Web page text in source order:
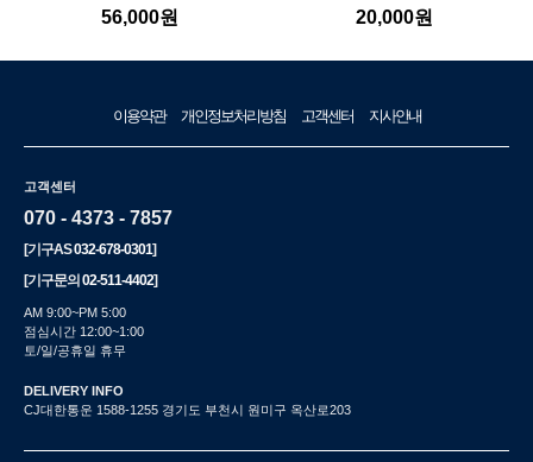
56,000원 20,000원
이용약관 개인정보처리방침 고객센터 지사안내
고객센터
070 - 4373 - 7857
[기구AS032-678-0301]
[기구문의02-511-4402]
AM 9:00~PM 5:00
점심시간 12:00~1:00
토/일/공휴일 휴무
DELIVERY INFO
CJ대한통운 1588-1255 경기도 부천시 원미구 옥산로203